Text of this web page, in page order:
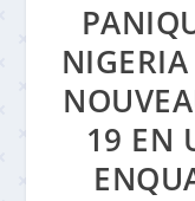
19 EN